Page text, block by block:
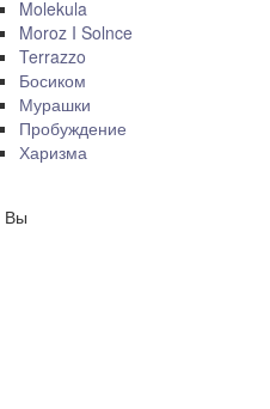
Molekula
Moroz I Solnce
Terrazzo
Босиком
Мурашки
Пробуждение
Харизма
Вы